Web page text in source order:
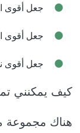
جعل أقوى
جعل أقوى
جعل أقوى
كيف يمكنني
هناك مجموعة